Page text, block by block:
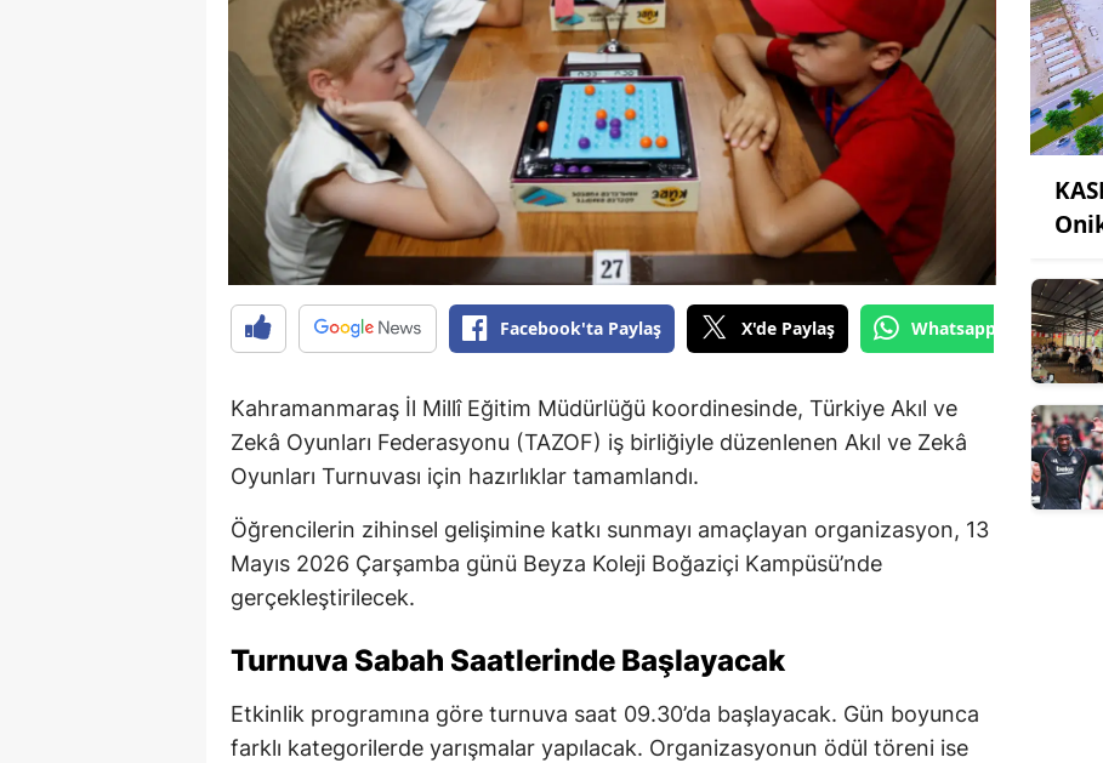
Facebook'ta Paylaş X'de Paylaş Whatsapp'tan Gönder
Kahramanmaraş İl Millî Eğitim Müdürlüğü koordinesinde, Türkiye Akıl ve
Zekâ Oyunları Federasyonu (TAZOF) iş birliğiyle düzenlenen Akıl ve Zekâ
Oyunları Turnuvası için hazırlıklar tamamlandı.
Öğrencilerin zihinsel gelişimine katkı sunmayı amaçlayan organizasyon, 13
Mayıs 2026 Çarşamba günü Beyza Koleji Boğaziçi Kampüsü’nde
gerçekleştirilecek.
Turnuva Sabah Saatlerinde Başlayacak
Etkinlik programına göre turnuva saat 09.30’da başlayacak. Gün boyunca
farklı kategorilerde yarışmalar yapılacak. Organizasyonun ödül töreni ise